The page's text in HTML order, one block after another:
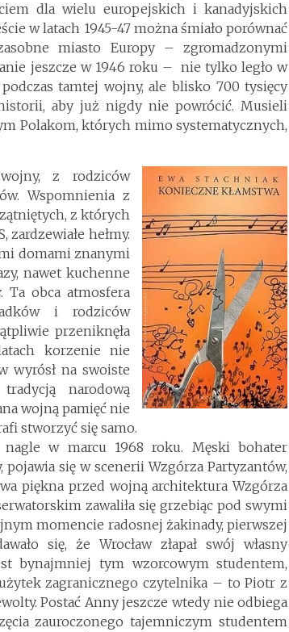
dla wielu europejskich i kanadyjskich
w latach 1945-47 można śmiało porównać
miasto Europy – zgromadzonymi
jeszcze w 1946 roku – nie tylko legło w
tamtej wojny, ale blisko 700 tysięcy
aby już nigdy nie powrócić. Musieli
Polakom, których mimo systematycznych,
z rodziców
Wspomnienia z
z których
hełmy.
domami znanymi
nawet kuchenne
. Ta obca atmosfera
i rodziców
przeniknęła
korzenie nie
wyrósł na swoiste
narodową
wojną pamięć nie
stworzyć się samo.
w marcu 1968 roku. Męski bohater
pojawia się w scenerii Wzgórza Partyzantów,
piękna przed wojną architektura Wzgórza
zawaliła się grzebiąc pod swymi
momencie radosnej żakinady, pierwszej
się, że Wrocław złapał swój własny
bynajmniej tym wzorcowym studentem,
zagranicznego czytelnika – to Piotr z
Postać Anny jeszcze wtedy nie odbiega
zauroczonego tajemniczym studentem